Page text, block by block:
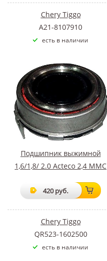
Chery Tiggo
A21-8107910
есть в наличии
Подшипник выжимной
1,6/1,8/ 2.0 Acteco 2,4 MMC
420 руб.
Chery Tiggo
QR523-1602500
есть в наличии